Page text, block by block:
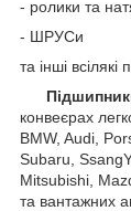
- ролики та
- ШРУСи
та інші
конвеєрах
BMW, Audi,
Subaru,
Mitsubishi,
та вантажних